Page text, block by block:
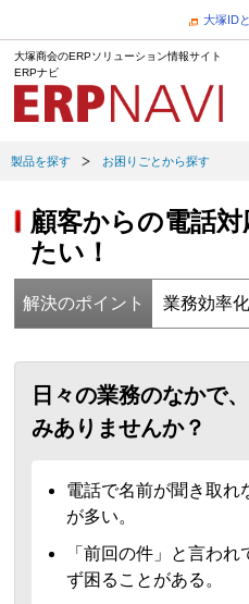
大塚ID
大塚商会のERPソリューション情報サイト
ERPナビ
製品を探す お困りごとから探す
顧客からの電話
たい！
解決のポイント 業務効率化
日々の業務のなかで
みありませんか？
電話で名前が聞き取れ
が多い。
「前回の件」と言わ
ず困ることがある。